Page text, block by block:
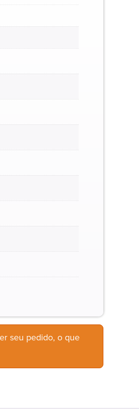
seu pedido, o que